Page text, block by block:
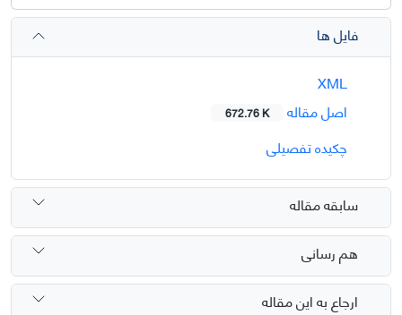
فایل ها
اصل مقاله
672.76 K
چکیده تفصیلی
سابقه مقاله
هم رسانی
ارجاع به این مقاله